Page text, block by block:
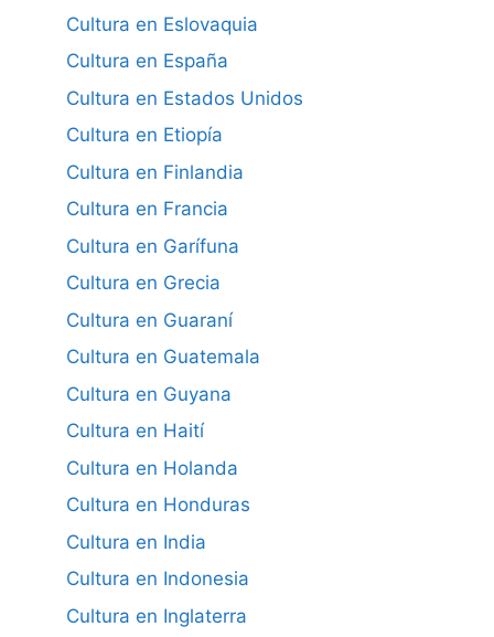
Cultura en Eslovaquia
Cultura en España
Cultura en Estados Unidos
Cultura en Etiopía
Cultura en Finlandia
Cultura en Francia
Cultura en Garífuna
Cultura en Grecia
Cultura en Guaraní
Cultura en Guatemala
Cultura en Guyana
Cultura en Haití
Cultura en Holanda
Cultura en Honduras
Cultura en India
Cultura en Indonesia
Cultura en Inglaterra